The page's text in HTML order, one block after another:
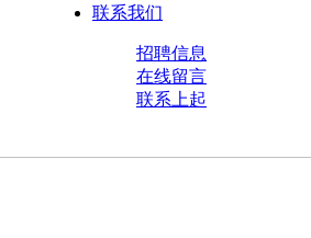
联系我们
招聘信息
在线留言
联系上起